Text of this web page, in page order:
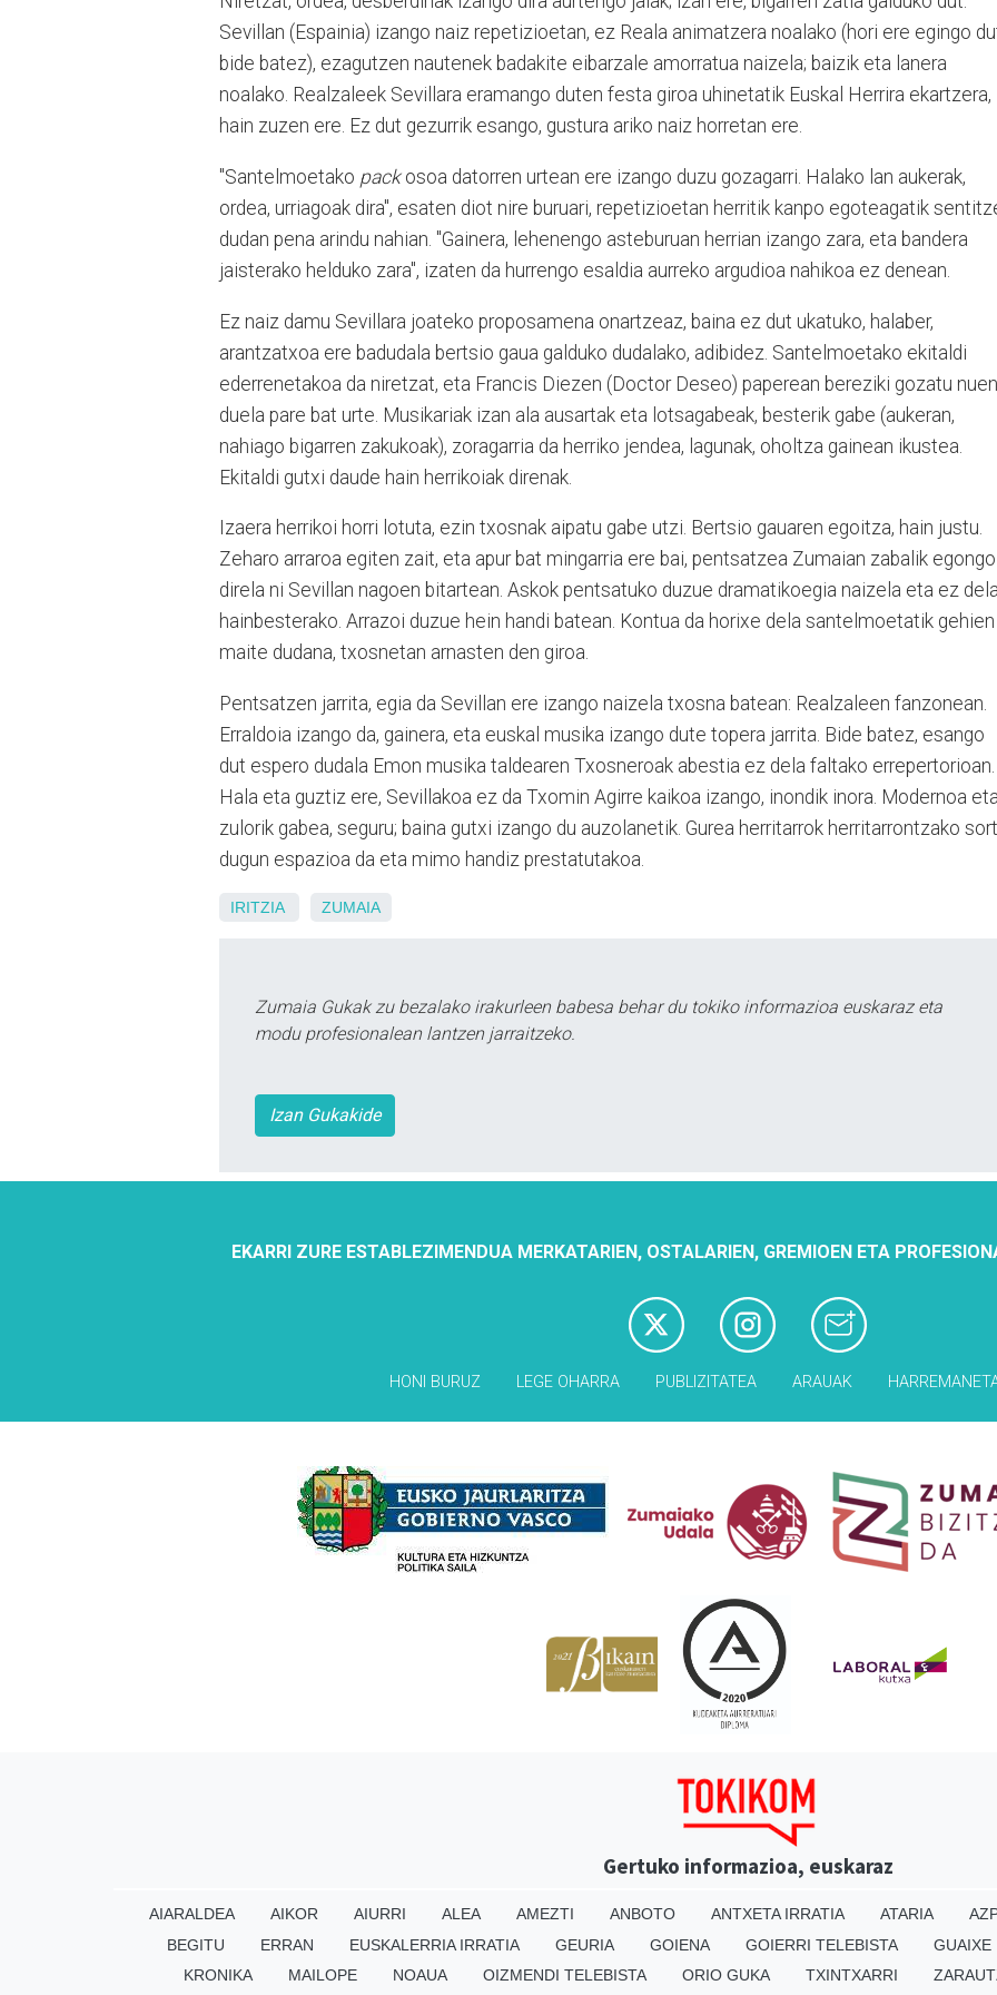
Sevillan (Espainia) izango naiz repetizioetan, ez Reala animatzera noalako (hori ere egingo
bide batez), ezagutzen nautenek badakite eibarzale amorratua naizela; baizik eta lanera
noalako. Realzaleek Sevillara eramango duten festa giroa uhinetatik Euskal Herrira ekartzera,
hain zuzen ere. Ez dut gezurrik esango, gustura ariko naiz horretan ere.
"Santelmoetako packosoa datorren urtean ere izango duzu gozagarri. Halako lan aukerak,
ordea, urriagoak dira", esaten diot nire buruari, repetizioetan herritik kanpo egoteagatik
dudan pena arindu nahian. "Gainera, lehenengo asteburuan herrian izango zara, eta bandera
jaisterako helduko zara", izaten da hurrengo esaldia aurreko argudioa nahikoa ez denean.
Ez naiz damu Sevillara joateko proposamena onartzeaz, baina ez dut ukatuko, halaber,
arantzatxoa ere badudala bertsio gaua galduko dudalako, adibidez. Santelmoetako ekitaldi
ederrenetakoa da niretzat, eta Francis Diezen (Doctor Deseo) paperean bereziki gozatu nuen
duela pare bat urte. Musikariak izan ala ausartak eta lotsagabeak, besterik gabe (aukeran,
nahiago bigarren zakukoak), zoragarria da herriko jendea, lagunak, oholtza gainean ikustea.
Ekitaldi gutxi daude hain herrikoiak direnak.
Izaera herrikoi horri lotuta, ezin txosnak aipatu gabe utzi. Bertsio gauaren egoitza, hain justu.
Zeharo arraroa egiten zait, eta apur bat mingarria ere bai, pentsatzea Zumaian zabalik egongo
direla ni Sevillan nagoen bitartean. Askok pentsatuko duzue dramatikoegia naizela eta ez dela
hainbesterako. Arrazoi duzue hein handi batean. Kontua da horixe dela santelmoetatik gehien
maite dudana, txosnetan arnasten den giroa.
Pentsatzen jarrita, egia da Sevillan ere izango naizela txosna batean: Realzaleen fanzonean.
Erraldoia izango da, gainera, eta euskal musika izango dute topera jarrita. Bide batez, esango
dut espero dudala Emon musika taldearen Txosneroak abestia ez dela faltako errepertorioan.
Hala eta guztiz ere, Sevillakoa ez da Txomin Agirre kaikoa izango, inondik inora. Modernoa eta
zulorik gabea, seguru; baina gutxi izango du auzolanetik. Gurea herritarrok herritarrontzako
dugun espazioa da eta mimo handiz prestatutakoa.
IRITZIA ZUMAIA
Zumaia Gukak zu bezalako irakurleen babesa behar du tokiko informazioa euskaraz eta
modu profesionalean lantzen jarraitzeko.
Izan Gukakide
EKARRI ZURE ESTABLEZIMENDUA MERKATARIEN, OSTALARIEN, GREMIOEN ETA
HONI BURUZ LEGE OHARRA PUBLIZITATEA ARAUAK
Gertuko informazioa, euskaraz
AIARALDEA AIKOR AIURRI ALEA AMEZTI ANBOTO ANTXETA IRRATIA ATARIA
BEGITU
ERRAN EUSKALERRIA IRRATIA GEURIA GOIENA GOIERRI TELEBISTA GUAIXE
KRONIKA
MAILOPE NOAUA OIZMENDI TELEBISTA ORIO GUKA TXINTXARRI